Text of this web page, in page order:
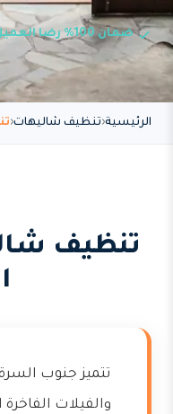
ضمان 100% رضا العميل
الرئيسية تنظيف شاليهات
تنظيف
تتميز جنوب
والفيلات الفاخرة